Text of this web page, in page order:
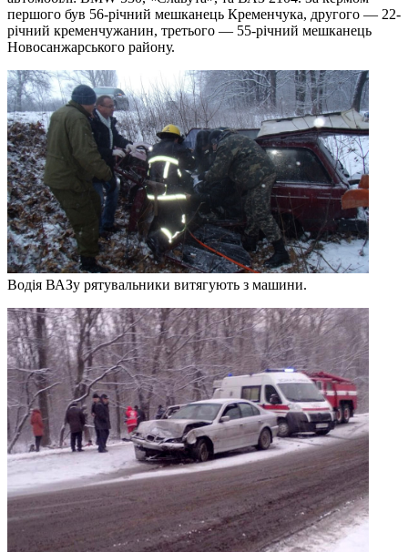
першого був 56-річний мешканець Кременчука, другого — 22-
річний кременчужанин, третього — 55-річний мешканець
Новосанжарського району.
Водія ВАЗу рятувальники витягують з машини.